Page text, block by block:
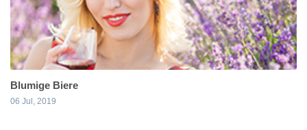
Blumige Biere
06 Jul, 2019